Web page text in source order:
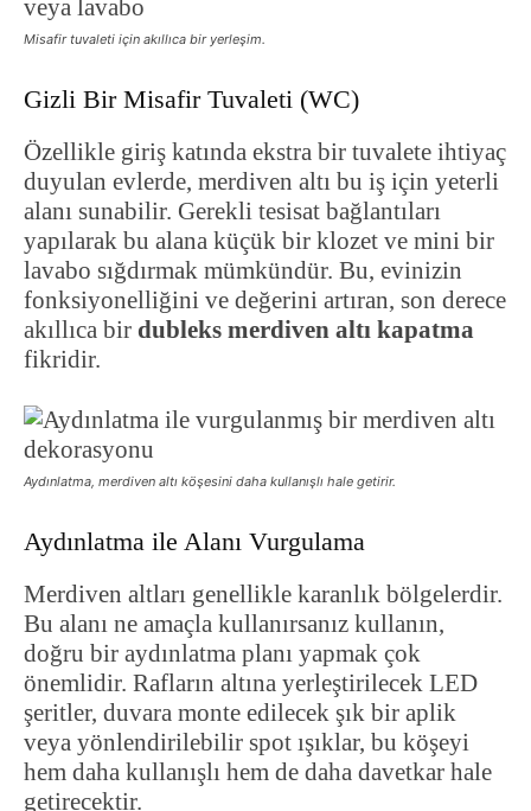
Misafir tuvaleti için akıllıca bir yerleşim.
Gizli Bir Misafir Tuvaleti (WC)
Özellikle giriş katında ekstra bir tuvalete ihtiyaç
duyulan evlerde, merdiven altı bu iş için yeterli
alanı sunabilir. Gerekli tesisat bağlantıları
yapılarak bu alana küçük bir klozet ve mini bir
lavabo sığdırmak mümkündür. Bu, evinizin
fonksiyonelliğini ve değerini artıran, son derece
akıllıca bir dubleks merdiven altı kapatma
fikridir.
Aydınlatma, merdiven altı köşesini daha kullanışlı hale getirir.
Aydınlatma ile Alanı Vurgulama
Merdiven altları genellikle karanlık bölgelerdir.
Bu alanı ne amaçla kullanırsanız kullanın,
doğru bir aydınlatma planı yapmak çok
önemlidir. Rafların altına yerleştirilecek LED
şeritler, duvara monte edilecek şık bir aplik
veya yönlendirilebilir spot ışıklar, bu köşeyi
hem daha kullanışlı hem de daha davetkar hale
getirecektir.